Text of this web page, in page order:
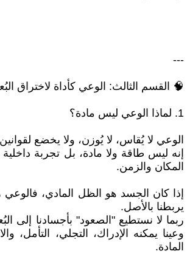
---
🧠 القسم الثالث: الوعي كأداة لاختراق
1. لماذا الوعي ليس مادة؟
الوعي لا يُقاس، لا يُوزن، ولا يخضع
إنه ليس طاقة ولا مادة، بل تجربة
المكان والزمن.
إذا كان الجسد هو الظل المادي،
يربطنا بالأصل.
ربما لا نستطيع "الصعود" بأجسادنا إلى
وعينا يمكنه الإدراك، التجلي، التأمل،
المادة.